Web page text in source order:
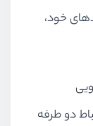
خود،
دو طرفه